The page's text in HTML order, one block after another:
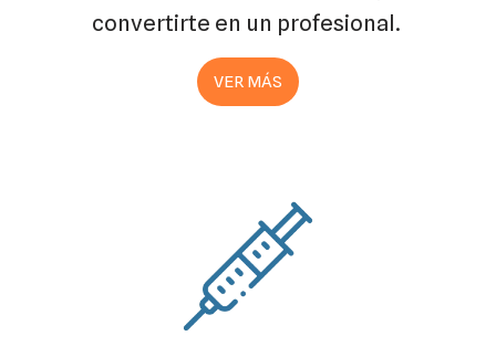
convertirte en un profesional.
VER MÁS